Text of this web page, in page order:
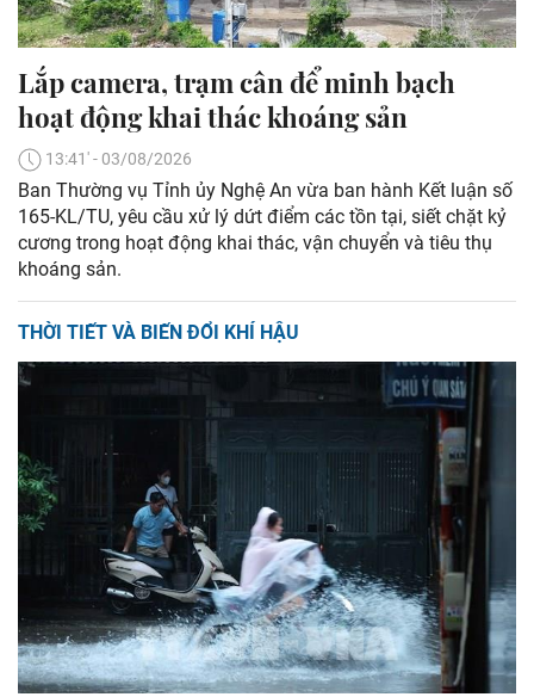
Lắp camera, trạm cân để minh bạch
hoạt động khai thác khoáng sản
13:41' - 03/08/2026
Ban Thường vụ Tỉnh ủy Nghệ An vừa ban hành Kết luận số
165-KL/TU, yêu cầu xử lý dứt điểm các tồn tại, siết chặt kỷ
cương trong hoạt động khai thác, vận chuyển và tiêu thụ
khoáng sản.
THỜI TIẾT VÀ BIẾN ĐỔI KHÍ HẬU